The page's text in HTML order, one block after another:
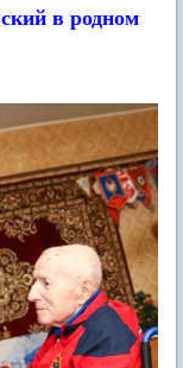
в родном